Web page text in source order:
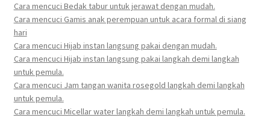
Cara mencuci Bedak tabur untuk jerawat dengan mudah.
Cara mencuci Gamis anak perempuan untuk acara formal di siang
hari
Cara mencuci Hijab instan langsung pakai dengan mudah.
Cara mencuci Hijab instan langsung pakai langkah demi langkah
untuk pemula.
Cara mencuci Jam tangan wanita rosegold langkah demi langkah
untuk pemula.
Cara mencuci Micellar water langkah demi langkah untuk pemula.